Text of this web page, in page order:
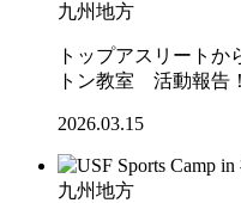
九州地方
トップアスリート
トン教室 活動報告！
2026.03.15
九州地方